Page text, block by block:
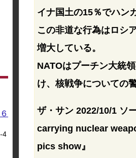
イナ国土の15％でハン
この非道な行為はロシ
増大している。
NATOはプーチン大統
け、核戦争についての
ザ・サン 2022/10/1 ソ
carrying nuclear
pics show』
4